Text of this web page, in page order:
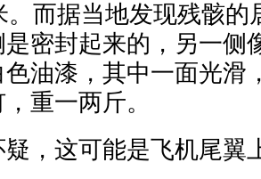
。而据当地发现残骸的
密封起来的，另一侧
油漆，其中一面光滑
重一两斤。
这可能是飞机尾翼